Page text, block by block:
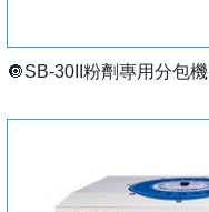
🔘SB-30II粉劑專用分包機